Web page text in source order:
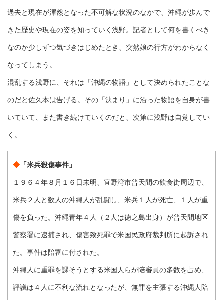
過去と現在が渾然となった不可解な状況のなかで、沖縄が歩んで
きた歴史や現在の姿を知っていく浅野。記者として何を書くべき
なのか少しずつ気づきはじめたとき、突然娘の行方がわからなく
なってしまう。
混乱する浅野に、それは「沖縄の物語」として決められたことな
のだと佐久本は告げる。その「決まり」に沿った物語を自身が書
いていて、また書き続けていくのだと、次第に浅野は自覚してい
く。
◆ 「米兵殺傷事件」
１９６４年８月１６日未明、宜野湾市普天間の飲食街周辺で、
米兵２人と数人の沖縄人が乱闘し、米兵１人が死亡、１人が重
傷を負った。沖縄青年４人（２人は徳之島出身）が普天間地区
警察署に逮捕され、傷害致死罪で米国民政府裁判所に起訴され
た。事件は陪審に付された。
沖縄人に重罪を課そうとする米国人らが陪審員の多数を占め、
評議は４人に不利な流れとなったが、無罪を主張する沖縄人陪